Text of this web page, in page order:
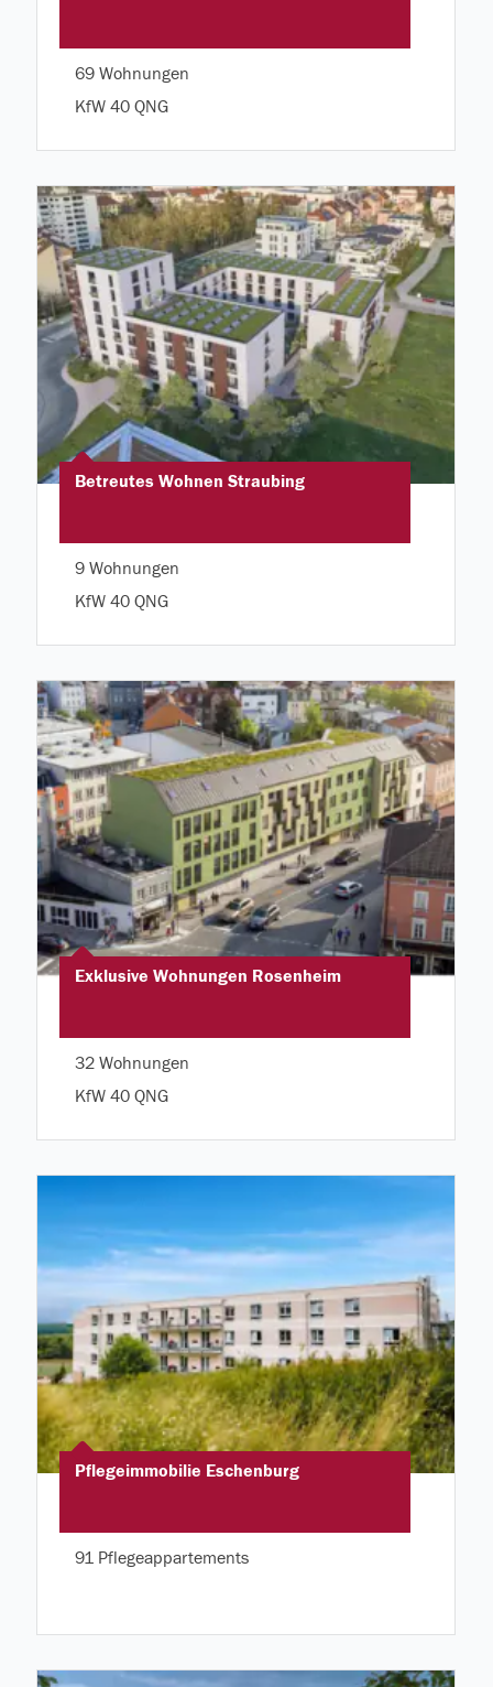
69 Wohnungen
KfW 40 QNG
Betreutes Wohnen Straubing
9 Wohnungen
KfW 40 QNG
Exklusive Wohnungen Rosenheim
32 Wohnungen
KfW 40 QNG
Pflegeimmobilie Eschenburg
91 Pflegeappartements